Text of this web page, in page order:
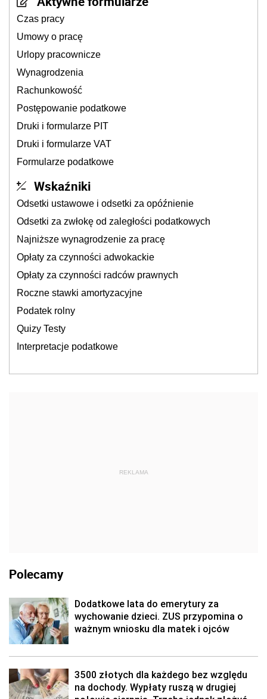
Czas pracy
Umowy o pracę
Urlopy pracownicze
Wynagrodzenia
Rachunkowość
Postępowanie podatkowe
Druki i formularze PIT
Druki i formularze VAT
Formularze podatkowe
Wskaźniki
Odsetki ustawowe i odsetki za opóźnienie
Odsetki za zwłokę od zaległości podatkowych
Najniższe wynagrodzenie za pracę
Opłaty za czynności adwokackie
Opłaty za czynności radców prawnych
Roczne stawki amortyzacyjne
Podatek rolny
Quizy Testy
Interpretacje podatkowe
REKLAMA
Polecamy
Dodatkowe lata do emerytury za
wychowanie dzieci. ZUS przypomina o
ważnym wniosku dla matek i ojców
3500 złotych dla każdego bez względu
na dochody. Wypłaty ruszą w drugiej